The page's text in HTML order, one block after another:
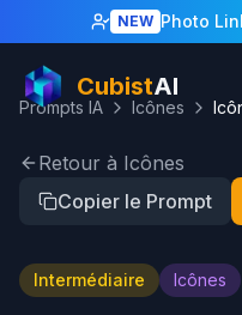
NEW Photo
CubistAI
Prompts IA
Icônes
Retour à Icônes
Copier le Prompt
Intermédiaire Icônes